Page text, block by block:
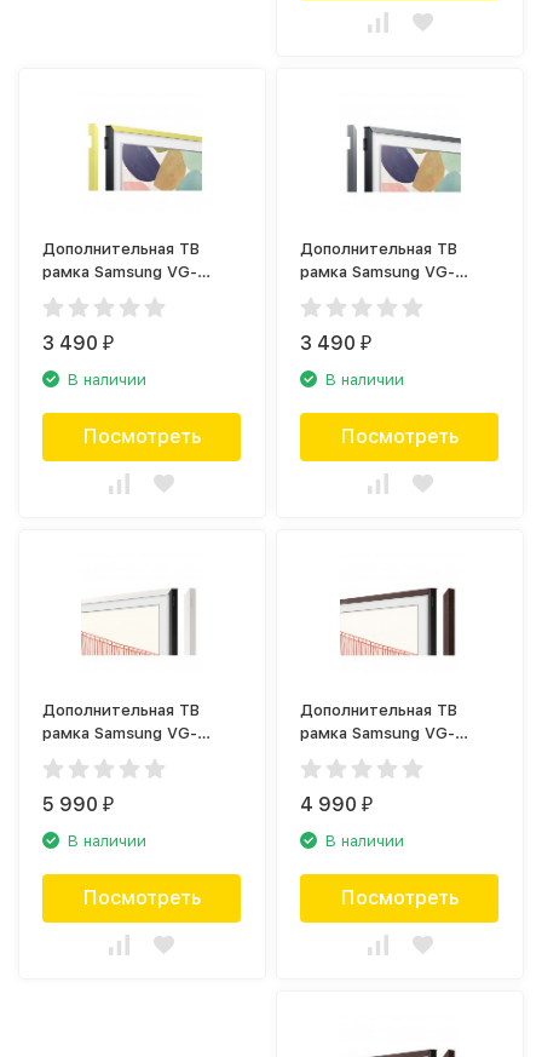
Дополнительная ТВ
рамка Samsung VG-
SCFT32VL желтая
(2020)
3 490₽
В наличии
Посмотреть
Дополнительная ТВ
рамка Samsung VG-
SCFT32ST серебристая
(2020)
3 490₽
В наличии
Посмотреть
Дополнительная ТВ
рамка Samsung VG-
SCFA55WTB белая
(2021)
5 990₽
В наличии
Посмотреть
Дополнительная ТВ
рамка Samsung VG-
SCFA43BWB коричневая
(2021)
4 990₽
В наличии
Посмотреть